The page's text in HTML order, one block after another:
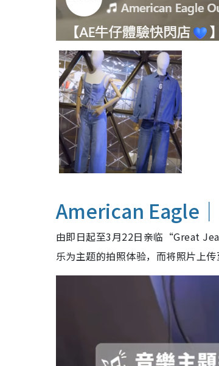
American Eagle
由即日起至3月22日亲临“Great
乐为主题的拍照体验，而将照片上